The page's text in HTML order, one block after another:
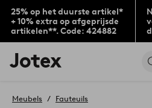
25% op het duurste artikel*
+ 10% extra op afgeprijsde
artikelen**. Code: 424882
Jotex
logo
to
Meubels Fauteuils